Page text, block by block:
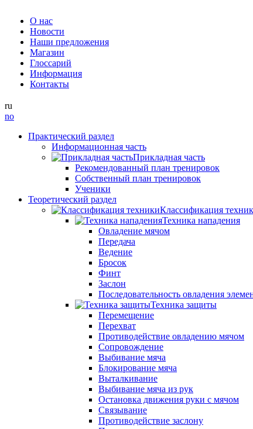
О нас
Новости
Наши предложения
Магазин
Глоссарий
Информация
Контакты
ru
no
Практический раздел
Информационная часть
Прикладная часть
Рекомендованный план тренировок
Собственный план тренировок
Ученики
Теоретический раздел
Классификация
Техника нападения
Овладение мячом
Передача
Ведение
Бросок
Финт
Заслон
Последовательность овладения
Техника защиты
Перемещение
Перехват
Противодействие овладению мячом
Сопровождение
Выбивание мяча
Блокирование мяча
Выталкивание
Выбивание мяча из рук
Остановка движения руки с мячом
Связывание
Противодействие заслону